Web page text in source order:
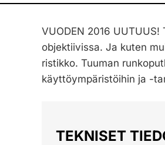
VUODEN 2016
objektiivissa. Ja kuten
ristikko. Tuuman
käyttöympäristöihin ja -
TEKNISET